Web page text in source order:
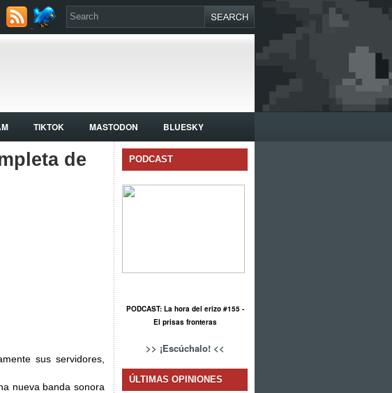
TIKTOK MASTODON BLUESKY
de
sus servidores,
nueva banda sonora
PODCAST
PODCAST: La hora del erizo #155 -
El prisas fronteras
>> ¡Escúchalo! <<
ÚLTIMAS OPINIONES